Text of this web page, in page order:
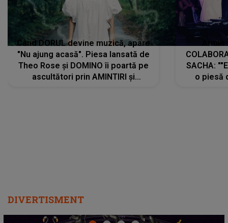
Când DORUL devine muzică, apare
"Nu ajung acasă". Piesa lansată de
Theo Rose și DOMINO îi poartă pe
ascultători prin AMINTIRI și
SACHA:
o piesă
DIVERTISMENT